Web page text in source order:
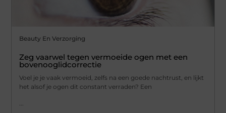
Beauty En Verzorging
Zeg vaarwel tegen vermoeide ogen met een
bovenooglidcorrectie
Voel je je vaak vermoeid, zelfs na een goede nachtrust, en lijkt
het alsof je ogen dit constant verraden? Een